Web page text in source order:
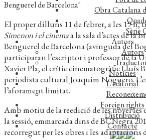
Obra Catalana
Sèrie
Autors
Autors
Notícies
L’editorial
Foreign rights
Distribució
Contacte
El proper dilluns 11 de febrer, a les 19 h,
Simenon i el cinemaa la sala d’actes de la
Benguerel de Barcelona (avinguda del
participaran l’escriptor i professor de la
Xavier Pla, el crític cinematogràfic Lluís
periodista cultural Joaquim Noguero.
l’aforament limitat.
Amb motiu de la reedició de les novel·les
la sessió, emmarcada dins de BCNegra
recorregut per les obres i les adaptacions